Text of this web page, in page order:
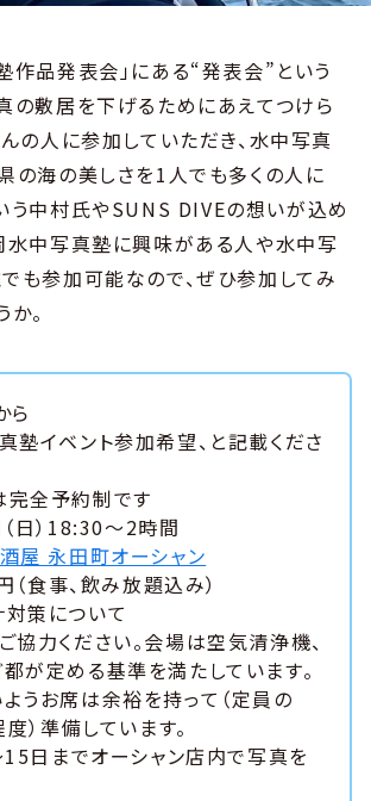
作品発表会」にある“発表会”という
の敷居を下げるためにあえてつけら
んの人に参加していただき、水中写真
の海の美しさを1人でも多くの人に
う中村氏やSUNS DIVEの想いが込め
水中写真塾に興味がある人や水中写
も参加可能なので、ぜひ参加してみ
。
ら
塾イベント参加希望、と記載くださ
全予約制です
日）18:30〜2時間
屋 永田町オーシャン
食事、飲み放題込み）
策について
協力ください。会場は空気清浄機、
が定める基準を満たしています。
うお席は余裕を持って（定員の
）準備しています。
日までオーシャン店内で写真を